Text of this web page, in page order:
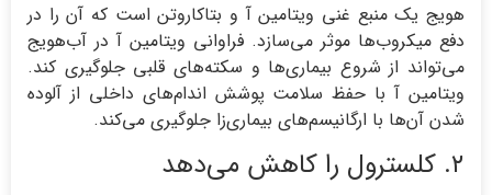
هویج یک منبع غنی ویتامین آ و بتاکاروتن است که آن را در
دفع میکروب‌ها موثر می‌سازد. فراوانی ویتامین آ در آب‌هویج
می‌تواند از شروع بیماری‌ها و سکته‌های قلبی جلوگیری کند.
ویتامین آ با حفظ سلامت پوشش اندام‌های داخلی از آلوده
شدن آن‌ها با ارگانیسم‌های بیماری‌زا جلوگیری می‌کند.
۲. کلسترول را کاهش می‌دهد